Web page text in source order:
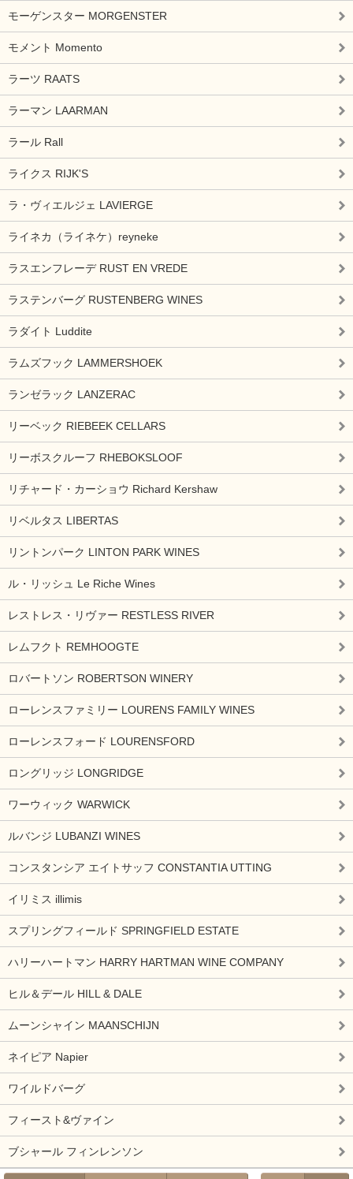
モーゲンスター MORGENSTER
モメント Momento
ラーツ RAATS
ラーマン LAARMAN
ラール Rall
ライクス RIJK'S
ラ・ヴィエルジェ LAVIERGE
ライネカ（ライネケ）reyneke
ラスエンフレーデ RUST EN VREDE
ラステンバーグ RUSTENBERG WINES
ラダイト Luddite
ラムズフック LAMMERSHOEK
ランゼラック LANZERAC
リーベック RIEBEEK CELLARS
リーボスクルーフ RHEBOKSLOOF
リチャード・カーショウ Richard Kershaw
リベルタス LIBERTAS
リントンパーク LINTON PARK WINES
ル・リッシュ Le Riche Wines
レストレス・リヴァー RESTLESS RIVER
レムフクト REMHOOGTE
ロバートソン ROBERTSON WINERY
ローレンスファミリー LOURENS FAMILY WINES
ローレンスフォード LOURENSFORD
ロングリッジ LONGRIDGE
ワーウィック WARWICK
ルバンジ LUBANZI WINES
コンスタンシア エイトサッフ CONSTANTIA UTTING
イリミス illimis
スプリングフィールド SPRINGFIELD ESTATE
ハリーハートマン HARRY HARTMAN WINE COMPANY
ヒル＆デール HILL & DALE
ムーンシャイン MAANSCHIJN
ネイピア Napier
ワイルドバーグ
フィースト&ヴァイン
ブシャール フィンレンソン